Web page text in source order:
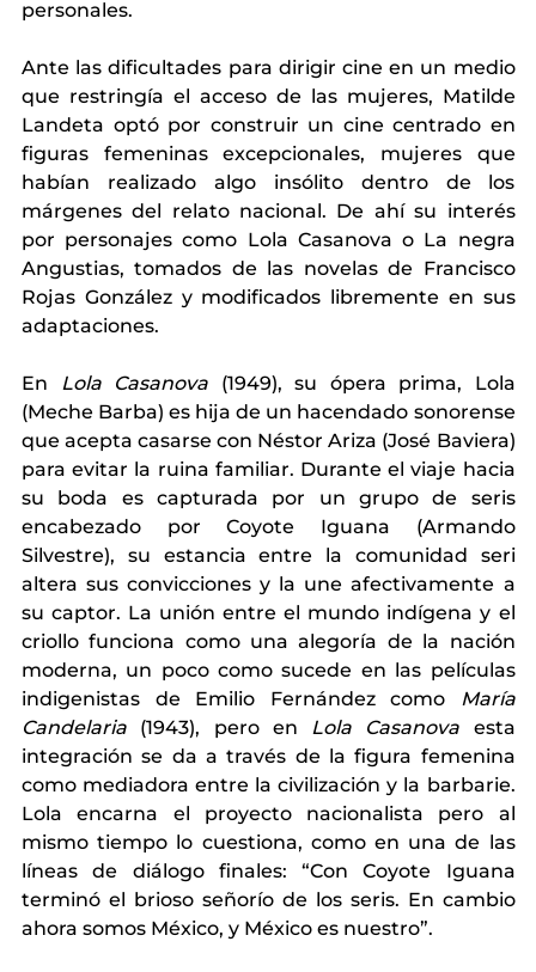
personales.
Ante las dificultades para dirigir cine en un medio
que restringía el acceso de las mujeres, Matilde
Landeta optó por construir un cine centrado en
figuras femeninas excepcionales, mujeres que
habían realizado algo insólito dentro de los
márgenes del relato nacional. De ahí su interés
por personajes como Lola Casanova o La negra
Angustias, tomados de las novelas de Francisco
Rojas González y modificados libremente en sus
adaptaciones.
En Lola Casanova (1949), su ópera prima, Lola
(Meche Barba) es hija de un hacendado sonorense
que acepta casarse con Néstor Ariza (José Baviera)
para evitar la ruina familiar. Durante el viaje hacia
su boda es capturada por un grupo de seris
encabezado por Coyote Iguana (Armando
Silvestre), su estancia entre la comunidad seri
altera sus convicciones y la une afectivamente a
su captor. La unión entre el mundo indígena y el
criollo funciona como una alegoría de la nación
moderna, un poco como sucede en las películas
indigenistas de Emilio Fernández como María
Candelaria (1943), pero en Lola Casanova esta
integración se da a través de la figura femenina
como mediadora entre la civilización y la barbarie.
Lola encarna el proyecto nacionalista pero al
mismo tiempo lo cuestiona, como en una de las
líneas de diálogo finales: “Con Coyote Iguana
terminó el brioso señorío de los seris. En cambio
ahora somos México, y México es nuestro”.